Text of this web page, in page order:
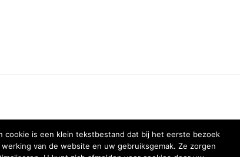
cookie is een klein tekstbestand dat bij het eerste bezoek
van de website en uw gebruiksgemak. Ze zorgen